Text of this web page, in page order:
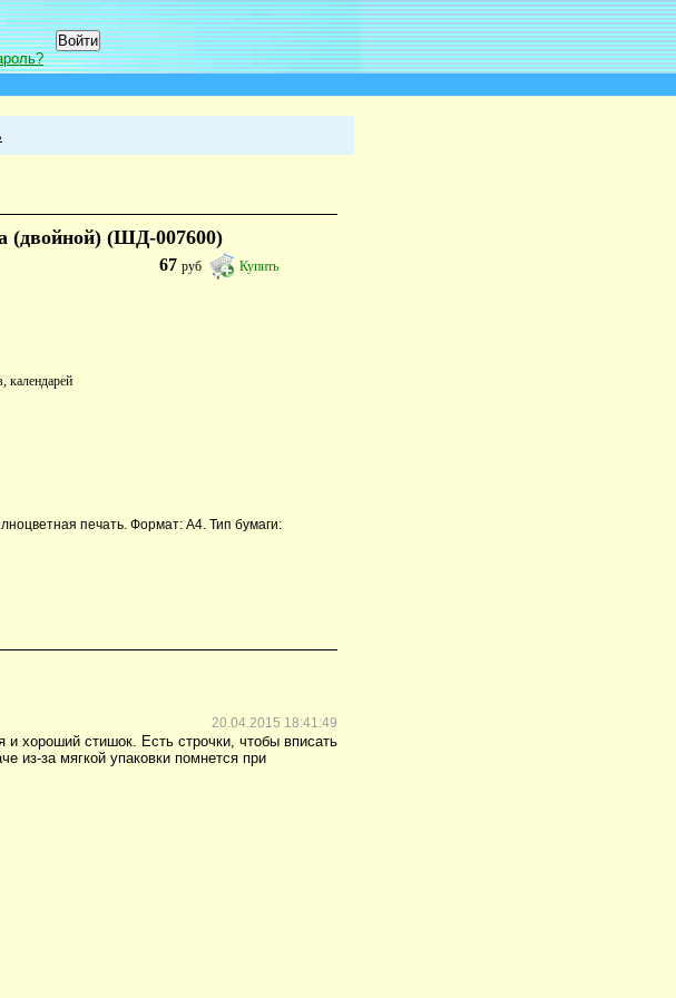
(двойной) (ШД-007600)
67руб Купить
календарей
печать. Формат: А4. Тип бумаги:
20.04.2015 18:41:49
хороший стишок. Есть строчки, чтобы вписать
из-за мягкой упаковки помнется при